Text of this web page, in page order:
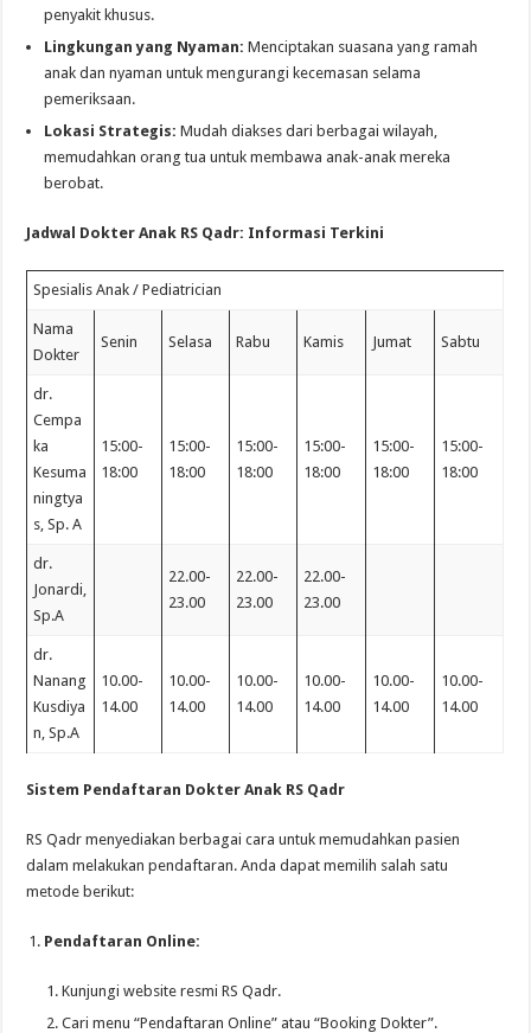
penyakit khusus.
Lingkungan yang Nyaman: Menciptakan suasana yang ramah
anak dan nyaman untuk mengurangi kecemasan selama
pemeriksaan.
Lokasi Strategis: Mudah diakses dari berbagai wilayah,
memudahkan orang tua untuk membawa anak-anak mereka
berobat.
Jadwal Dokter Anak RS Qadr: Informasi Terkini
Spesialis Anak / Pediatrician
Nama
Dokter
Senin Selasa Rabu Kamis Jumat Sabtu
dr.
Cempa
ka
Kesuma
ningtya
s, Sp. A
15:00-
18:00
15:00-
18:00
15:00-
18:00
15:00-
18:00
15:00-
18:00
15:00-
18:00
dr.
Jonardi,
Sp.A
22.00-
23.00
22.00-
23.00
22.00-
23.00
dr.
Nanang
Kusdiya
n, Sp.A
10.00-
14.00
10.00-
14.00
10.00-
14.00
10.00-
14.00
10.00-
14.00
10.00-
14.00
Sistem Pendaftaran Dokter Anak RS Qadr
RS Qadr menyediakan berbagai cara untuk memudahkan pasien
dalam melakukan pendaftaran. Anda dapat memilih salah satu
metode berikut:
Pendaftaran Online:
Kunjungi website resmi RS Qadr.
Cari menu “Pendaftaran Online” atau “Booking Dokter”.